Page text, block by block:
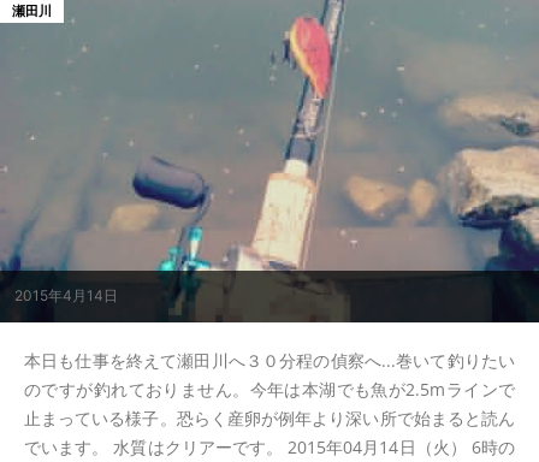
2015年4月14日
瀬田川
本日も仕事を終えて瀬田川へ３０分程の偵察へ...巻いて釣りたい
のですが釣れておりません。今年は本湖でも魚が2.5mラインで
止まっている様子。恐らく産卵が例年より深い所で始まると読ん
でいます。 水質はクリアーです。 2015年04月14日（火） 6時の